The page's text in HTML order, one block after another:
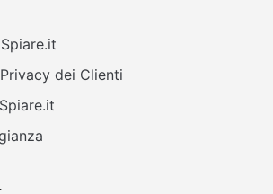
dei Clienti